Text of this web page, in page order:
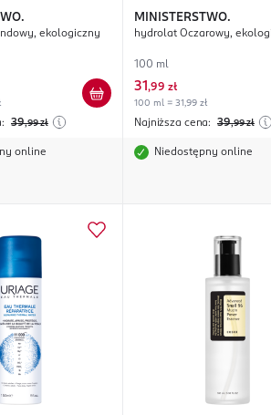
ekologiczny
39,99 zł
online
MINISTERSTWO.
hydrolat Oczarowy,
100 ml
31 ,99 zł
100 ml = 31,99 zł
Najniższa cena: 39,99 zł
Niedostępny online